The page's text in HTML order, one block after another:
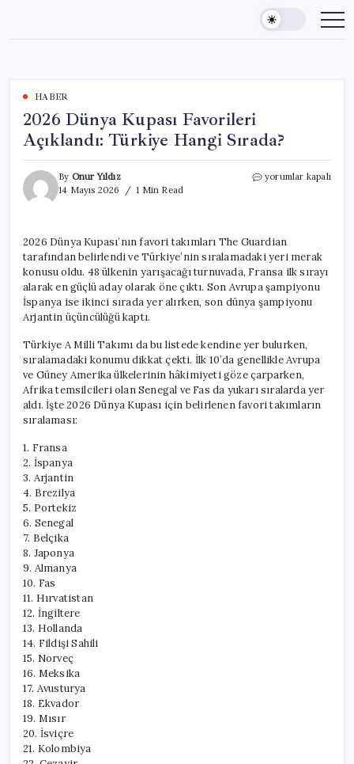
content
HABER
2026 Dünya Kupası Favorileri
Açıklandı: Türkiye Hangi Sırada?
By Onur Yıldız
14 Mayıs 2026
1 Min Read
2026
Türkiye
Hangi
Sırada?
için
yorumlar kapalı
2026 Dünya Kupası’nın favori takımları The Guardian
tarafından belirlendi ve Türkiye’nin sıralamadaki yeri merak
konusu oldu. 48 ülkenin yarışacağı turnuvada, Fransa ilk sırayı
alarak en güçlü aday olarak öne çıktı. Son Avrupa şampiyonu
İspanya ise ikinci sırada yer alırken, son dünya şampiyonu
Arjantin üçüncülüğü kaptı.
Türkiye A Milli Takımı da bu listede kendine yer bulurken,
sıralamadaki konumu dikkat çekti. İlk 10’da genellikle Avrupa
ve Güney Amerika ülkelerinin hâkimiyeti göze çarparken,
Afrika temsilcileri olan Senegal ve Fas da yukarı sıralarda yer
aldı. İşte 2026 Dünya Kupası için belirlenen favori takımların
sıralaması:
1. Fransa
2. İspanya
3. Arjantin
4. Brezilya
5. Portekiz
6. Senegal
7. Belçika
8. Japonya
9. Almanya
10. Fas
11. Hırvatistan
12. İngiltere
13. Hollanda
14. Fildişi Sahili
15. Norveç
16. Meksika
17. Avusturya
18. Ekvador
19. Mısır
20. İsviçre
21. Kolombiya